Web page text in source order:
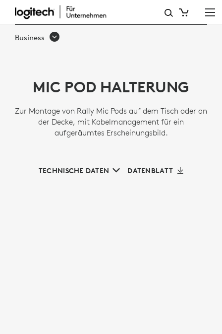
MIC
POD
Business
MIC POD HALTERUNG
Zur Montage von Rally Mic Pods auf dem Tisch oder an
der Decke, mit Kabelmanagement für ein
aufgeräumtes Erscheinungsbild.
TECHNISCHE DATEN DATENBLATT